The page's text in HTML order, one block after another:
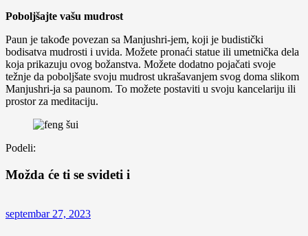
Poboljšajte vašu mudrost
Paun je takođe povezan sa Manjushri-jem, koji je budistički
bodisatva mudrosti i uvida. Možete pronaći statue ili umetnička dela
koja prikazuju ovog božanstva. Možete dodatno pojačati svoje
težnje da poboljšate svoju mudrost ukrašavanjem svog doma slikom
Manjushri-ja sa paunom. To možete postaviti u svoju kancelariju ili
prostor za meditaciju.
Podeli:
Možda će ti se svideti i
septembar 27, 2023